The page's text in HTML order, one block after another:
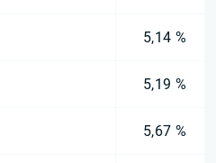
5,14 %
5,19 %
5,67 %